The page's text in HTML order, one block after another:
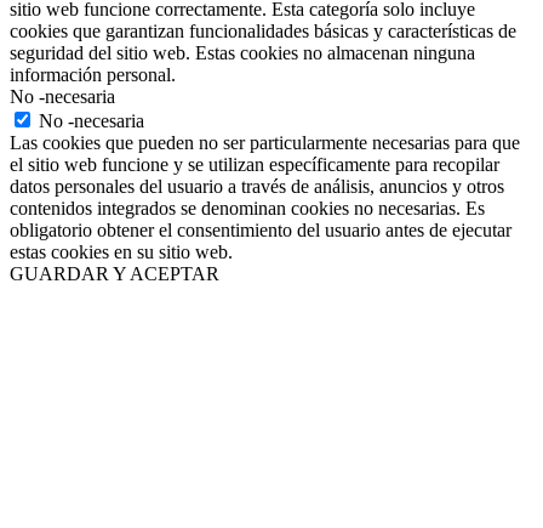
sitio web funcione correctamente. Esta categoría solo incluye
cookies que garantizan funcionalidades básicas y características de
seguridad del sitio web. Estas cookies no almacenan ninguna
información personal.
No -necesaria
No -necesaria
Las cookies que pueden no ser particularmente necesarias para que
el sitio web funcione y se utilizan específicamente para recopilar
datos personales del usuario a través de análisis, anuncios y otros
contenidos integrados se denominan cookies no necesarias. Es
obligatorio obtener el consentimiento del usuario antes de ejecutar
estas cookies en su sitio web.
GUARDAR Y ACEPTAR